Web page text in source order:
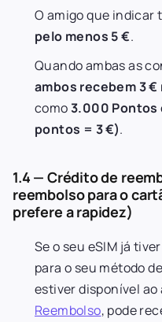
O amigo que indicar
pelo menos 5 €.
Quando ambas as
ambos recebem 3 €
como3.000 Pontos
pontos = 3 €).
1.4 — Crédito de
reembolso para o
prefere a rapidez)
Se o seu eSIM já
para o seu método
estiver disponível ao
Reembolso, pode